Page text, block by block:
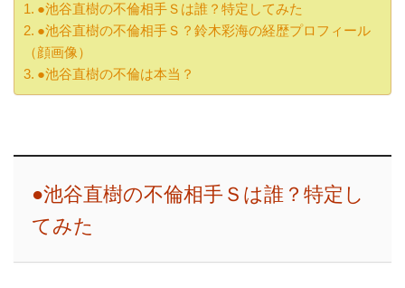
●池谷直樹の不倫相手Ｓは誰？特定してみた
●池谷直樹の不倫相手Ｓ？鈴木彩海の経歴プロフィール
（顔画像）
●池谷直樹の不倫は本当？
●池谷直樹の不倫相手Ｓは誰？特定し
てみた